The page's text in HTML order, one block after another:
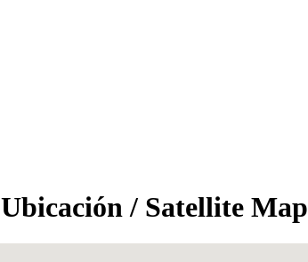
Ubicación / Satellite Map